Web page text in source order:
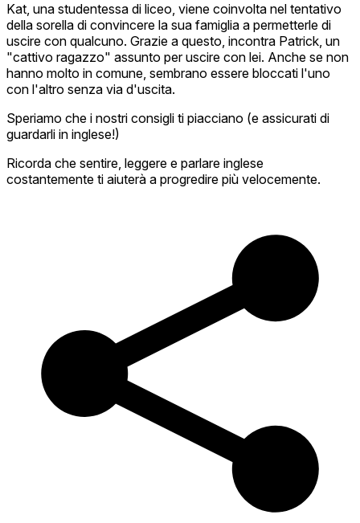
Kat, una studentessa di liceo, viene coinvolta nel tentativo
della sorella di convincere la sua famiglia a permetterle di
uscire con qualcuno. Grazie a questo, incontra Patrick, un
"cattivo ragazzo" assunto per uscire con lei. Anche se non
hanno molto in comune, sembrano essere bloccati l'uno
con l'altro senza via d'uscita.
Speriamo che i nostri consigli ti piacciano (e assicurati di
guardarli in inglese!)
Ricorda che sentire, leggere e parlare inglese
costantemente ti aiuterà a progredire più velocemente.